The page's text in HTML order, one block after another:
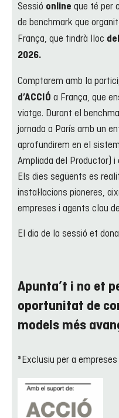
Sessió online que té per
de benchmark que
França, que tindrà lloc
2026.
Comptarem amb la
d’ACCIÓ a França, que
viatge. Durant el
jornada a París amb un
aprofundirem en el
Ampliada del Productor)
Els dies següents es
instal·lacions pioneres,
empreses i agents clau
El dia de la sessió et
Apunta’t i no et
oportunitat de
models més
*Exclusiu per a empreses